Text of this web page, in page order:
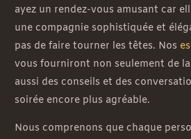
ayez un rendez-vous amusant car
une compagnie sophistiquée et
pas de faire tourner les têtes. Nos
vous fourniront non seulement de
aussi des conseils et des
soirée encore plus agréable.
Nous comprenons que chaque